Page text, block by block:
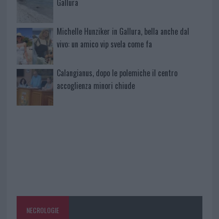
Gallura
Michelle Hunziker in Gallura, bella anche dal
vivo: un amico vip svela come fa
Calangianus, dopo le polemiche il centro
accoglienza minori chiude
NECROLOGIE